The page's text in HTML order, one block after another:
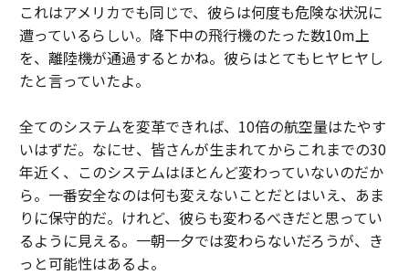
これはアメリカでも同じで、彼らは何度も危険な状況に
遭っているらしい。降下中の飛行機のたった数10m上
を、離陸機が通過するとかね。彼らはとてもヒヤヒヤし
たと言っていたよ。
全てのシステムを変革できれば、10倍の航空量はたやす
いはずだ。なにせ、皆さんが生まれてからこれまでの30
年近く、このシステムはほとんど変わっていないのだか
ら。一番安全なのは何も変えないことだとはいえ、あま
りに保守的だ。けれど、彼らも変わるべきだと思ってい
るように見える。一朝一夕では変わらないだろうが、き
っと可能性はあるよ。